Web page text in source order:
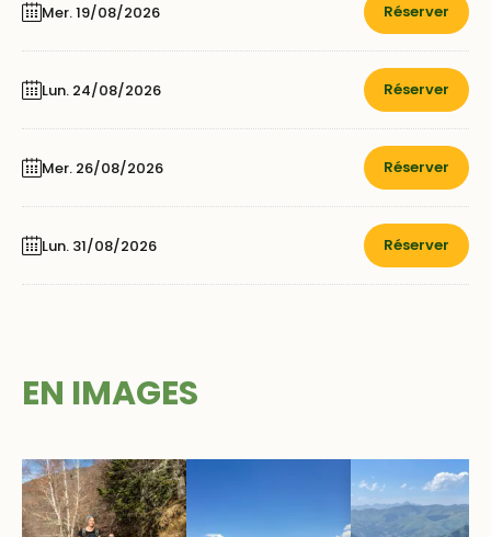
Mer. 19/08/2026 Réserver
Lun. 24/08/2026 Réserver
Mer. 26/08/2026 Réserver
Lun. 31/08/2026 Réserver
EN IMAGES
Galerie d'images à agrandir